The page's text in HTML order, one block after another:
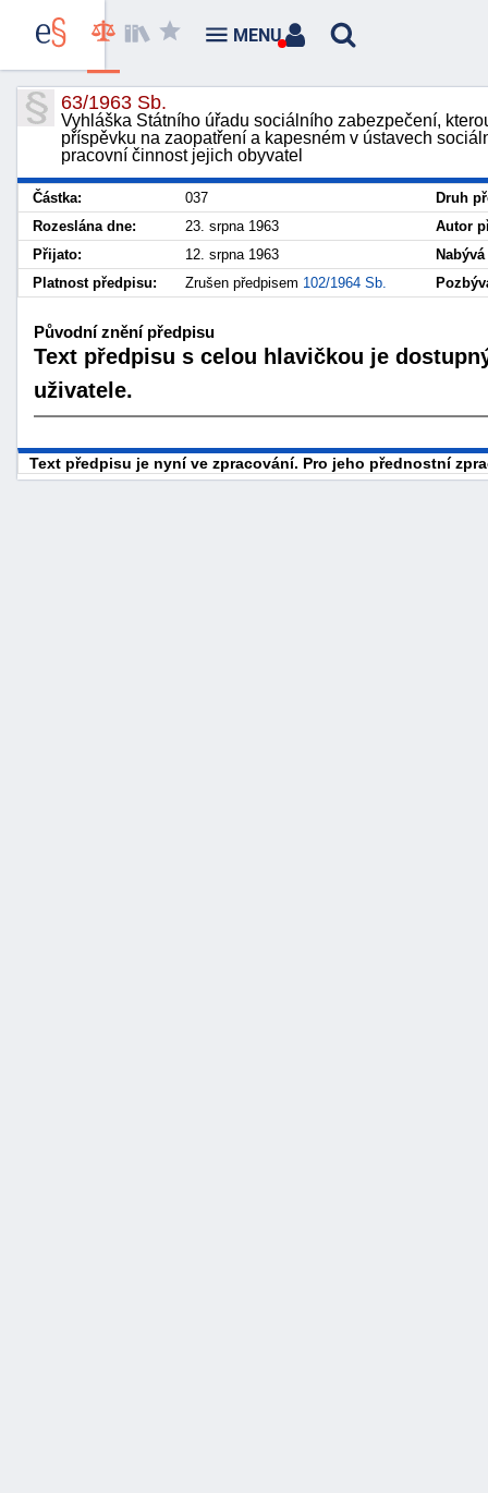
63/1963 Sb.
Vyhláška Státního úřadu sociálního zabezpečení,
příspěvku na zaopatření a kapesném v ústavech
pracovní činnost jejich obyvatel
Částka: 037
Druh
Rozeslána dne:
23. srpna 1963
Autor
Přijato:
12. srpna 1963
Platnost předpisu:
Zrušen předpisem 102/1964 Sb.
Původní znění předpisu
Text předpisu s celou hlavičkou je
uživatele.
Text předpisu je nyní ve zpracování. Pro jeho přednostní
MENU